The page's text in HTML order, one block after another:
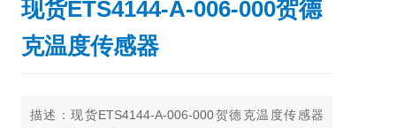
现货ETS4144-A-006-000贺德
克温度传感器
描述：现货ETS4144-A-006-000贺德克温度传感器